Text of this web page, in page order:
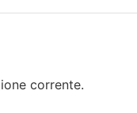
corrente.